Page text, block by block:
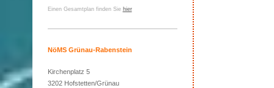
Einen Gesamtplan finden Sie hier
NöMS Grünau-Rabenstein
Kirchenplatz 5
3202 Hofstetten/Grünau